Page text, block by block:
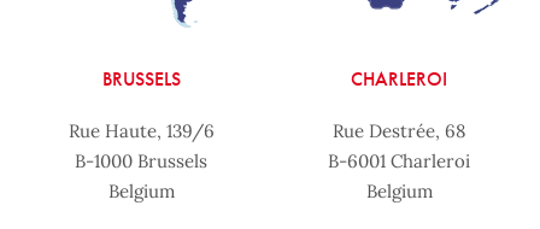
BRUSSELS
Rue Haute, 139/6
B-1000 Brussels
Belgium
CHARLEROI
Rue Destrée, 68
B-6001 Charleroi
Belgium